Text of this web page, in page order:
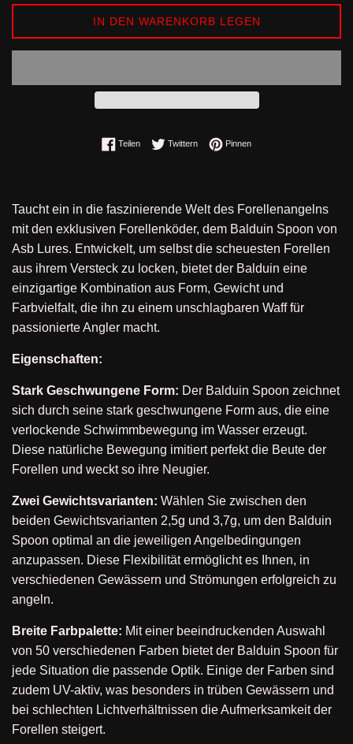
IN DEN WARENKORB LEGEN
TeilenAuf Facebook teilen
TwitternAuf Twitter twittern
PinnenAuf Pinterest pinnen
Taucht ein in die faszinierende Welt des Forellenangelns
mit den exklusiven Forellenköder, dem Balduin Spoon von
Asb Lures. Entwickelt, um selbst die scheuesten Forellen
aus ihrem Versteck zu locken, bietet der Balduin eine
einzigartige Kombination aus Form, Gewicht und
Farbvielfalt, die ihn zu einem unschlagbaren Waff für
passionierte Angler macht.
Eigenschaften:
Stark Geschwungene Form: Der Balduin Spoon zeichnet
sich durch seine stark geschwungene Form aus, die eine
verlockende Schwimmbewegung im Wasser erzeugt.
Diese natürliche Bewegung imitiert perfekt die Beute der
Forellen und weckt so ihre Neugier.
Zwei Gewichtsvarianten: Wählen Sie zwischen den
beiden Gewichtsvarianten 2,5g und 3,7g, um den Balduin
Spoon optimal an die jeweiligen Angelbedingungen
anzupassen. Diese Flexibilität ermöglicht es Ihnen, in
verschiedenen Gewässern und Strömungen erfolgreich zu
angeln.
Breite Farbpalette: Mit einer beeindruckenden Auswahl
von 50 verschiedenen Farben bietet der Balduin Spoon für
jede Situation die passende Optik. Einige der Farben sind
zudem UV-aktiv, was besonders in trüben Gewässern und
bei schlechten Lichtverhältnissen die Aufmerksamkeit der
Forellen steigert.